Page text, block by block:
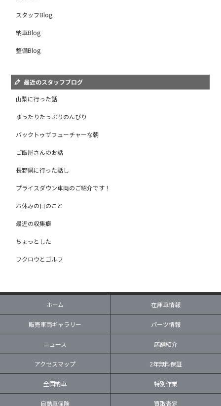
スタッフBlog
納車Blog
整備Blog
最近のスタッフブログ
山梨に行った話
ゆったりたっぷりのんびり
バックトゥザフューチャーな朝
ご飯屋さんのお話
長野県に行った話し
プライスダウン車両のご紹介です！
お休みの日のこと
最近の収集癖
ちょっとした
フクロウとゴルフ
ホーム 在庫車情報
販売車両ギャラリー パーツ情報
ニュース 店舗紹介
アクセスマップ 2年無料保証
全国納車 特別作業
自動車保険 買取査定